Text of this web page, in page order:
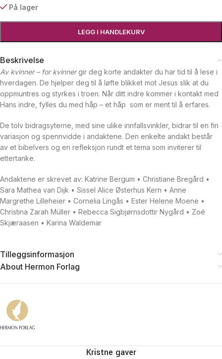
På lager
LEGG I HANDLEKURV
Beskrivelse
Av kvinner – for kvinnergir deg korte andakter du har tid til å lese i
hverdagen. De hjelper deg til å løfte blikket mot Jesus slik at du
oppmuntres og styrkes i troen. Når ditt indre kommer i kontakt med
Hans indre, fylles du med håp – et håp som er ment til å erfares.
De tolv bidragsyterne, med sine ulike innfallsvinkler, bidrar til en fin
variasjon og spennvidde i andaktene. Den enkelte andakt består
av et bibelvers og en refleksjon rundt et tema som inviterer til
ettertanke.
Andaktene er skrevet av: Katrine Bergum • Christiane Bregård •
Sara Mathea van Dijk • Sissel Alice Østerhus Kern • Anne
Margrethe Lilleheier • Cornelia Lingås • Ester Helene Moene •
Christina Zarah Müller • Rebecca Sigbjørnsdottir Nygård • Zoé
Skjæraasen • Karina Waldemar
Tilleggsinformasjon
About Hermon Forlag
Kristne gaver